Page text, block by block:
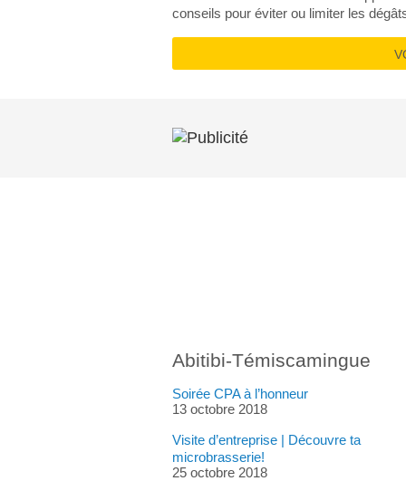
conseils pour éviter ou limiter les
Abitibi-Témiscamingue
Soirée CPA à l’honneur
13 octobre 2018
Visite d’entreprise | Découvre ta
microbrasserie!
25 octobre 2018